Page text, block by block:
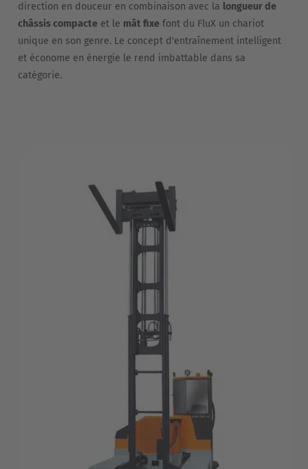
direction en douceur en combinaison avec la longueur de
châssis compacte et le mât fixe font du FluX un chariot
unique en son genre. Le concept d'entraînement intelligent
et économe en énergie le rend imbattable dans sa
catégorie.